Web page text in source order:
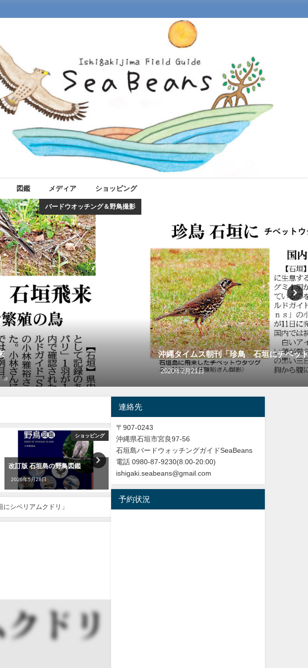
図鑑 メディア ショッピング
バードウオッチング＆野鳥撮影
沖縄タイムス朝刊「珍鳥 石垣にチベッ
2020年2月21日
ショッピング
改訂版 石垣島の野鳥図鑑
2026年5月28日
バードウオッチング＆野鳥撮影
沖縄タイムス 3月1日朝刊 マキバ
タヒバリ石垣飛来
2026年3月1日
初確認」
シベリアムクドリ」
連絡先
〒907-0243
沖縄県石垣市宮良97-56
石垣島バードウォッチングガイドSeaBeans
電話 0980-87-9230(8:00-20:00)
ishigaki.seabeans@gmail.com
予約状況